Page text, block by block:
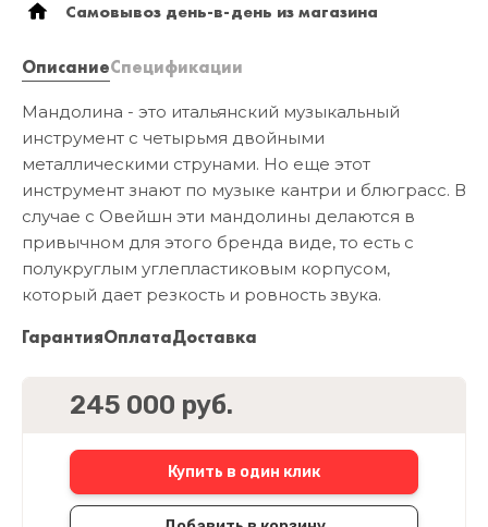
Самовывоз день-в-день из магазина
ОписаниеСпецификации
Мандолина - это итальянский музыкальный
инструмент с четырьмя двойными
металлическими струнами. Но еще этот
инструмент знают по музыке кантри и блюграсс. В
случае с Овейшн эти мандолины делаются в
привычном для этого бренда виде, то есть с
полукруглым углепластиковым корпусом,
который дает резкость и ровность звука.
ГарантияОплатаДоставка
245 000 руб.
Купить в один клик